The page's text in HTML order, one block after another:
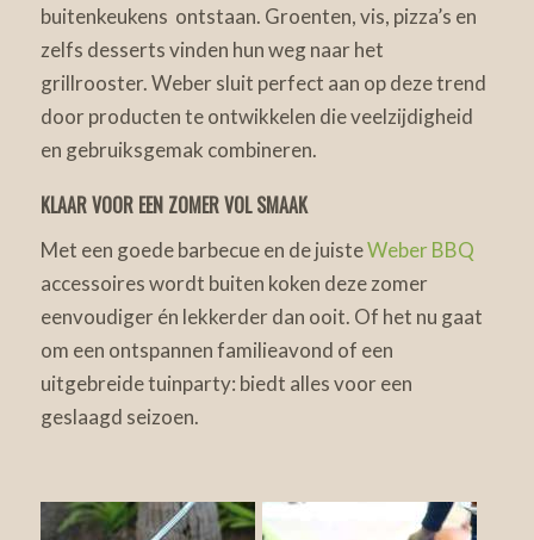
buitenkeukens ontstaan. Groenten, vis, pizza’s en
zelfs desserts vinden hun weg naar het
grillrooster. Weber sluit perfect aan op deze trend
door producten te ontwikkelen die veelzijdigheid
en gebruiksgemak combineren.
KLAAR VOOR EEN ZOMER VOL SMAAK
Met een goede barbecue en de juisteWeber BBQ
accessoires wordt buiten koken deze zomer
eenvoudiger én lekkerder dan ooit. Of het nu gaat
om een ontspannen familieavond of een
uitgebreide tuinparty: biedt alles voor een
geslaagd seizoen.